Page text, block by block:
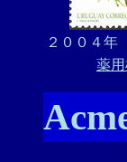
２００４
薬